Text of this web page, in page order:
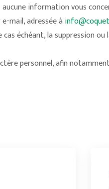
information vous
mail, adressée à
échéant, la suppression
personnel, afin